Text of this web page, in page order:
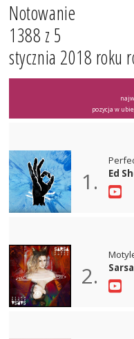
Notowanie
1388 z 5
stycznia 2018 roku
pozycja w
1.
Ed
2.
Sarsa